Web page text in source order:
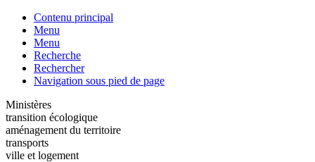
Contenu principal
Menu
Menu
Recherche
Rechercher
Navigation sous pied de page
Ministères
transition écologique
aménagement du territoire
transports
ville et logement